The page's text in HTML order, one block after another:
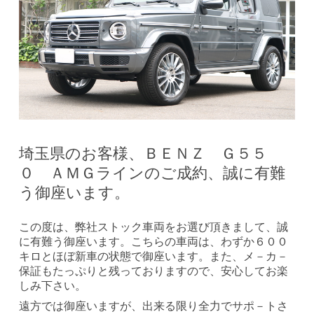
埼玉県のお客様、ＢＥＮＺ Ｇ５５
０ ＡＭＧラインのご成約、誠に有難
う御座います。
この度は、弊社ストック車両をお選び頂きまして、誠
に有難う御座います。こちらの車両は、わずか６００
キロとほぼ新車の状態で御座います。また、メ－カ－
保証もたっぷりと残っておりますので、安心してお楽
しみ下さい。
遠方では御座いますが、出来る限り全力でサポ－トさ